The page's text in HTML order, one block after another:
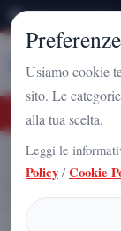
Sabato 8 Agosto 2026
Stampa
Nazionale a
Home
Candidato e
Usiamo cookie
sito. Le
alla tua scelta.
Leggi le
Policy / Cookie